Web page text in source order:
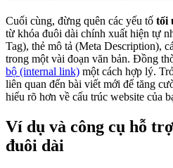
Cuối cùng, đừng quên các yếu tố tối
từ khóa đuôi dài chính xuất hiện tự
Tag), thẻ mô tả (Meta Description),
trong một vài đoạn văn bản. Đồng
bộ (internal link) một cách hợp lý.
liên quan đến bài viết mới để tăng
hiểu rõ hơn về cấu trúc website của
Ví dụ và công cụ hỗ
đuôi dài